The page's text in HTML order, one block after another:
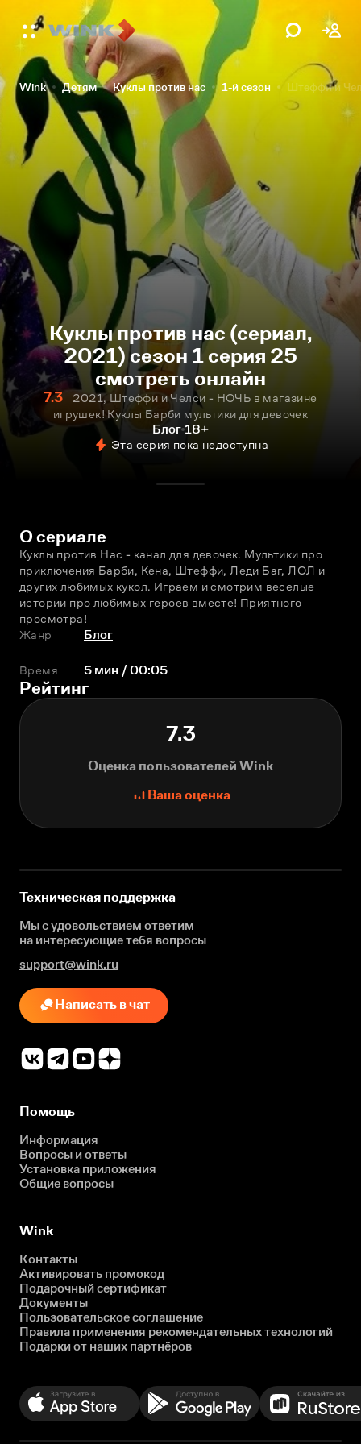
Wink Детям Куклы против нас 1-й сезон Штеффи и
Куклы против нас (сериал,
2021) сезон 1 серия 25
смотреть онлайн
7.3
2021, Штеффи и Челси - НОЧЬ в магазине
игрушек! Куклы Барби мультики для девочек
Блог 18+
Эта серия пока недоступна
О сериале
Куклы против Нас - канал для девочек. Мультики про
приключения Барби, Кена, Штеффи, Леди Баг, ЛОЛ и
других любимых кукол. Играем и смотрим веселые
истории про любимых героев вместе! Приятного
просмотра!
Жанр
Блог
Время 5 мин / 00:05
Рейтинг
7.3
Оценка пользователей Wink
Ваша оценка
Техническая поддержка
Мы с удовольствием ответим
на интересующиетебя вопросы
support@wink.ru
Написать в чат
Помощь
Информация
Вопросы и ответы
Установка приложения
Общие вопросы
Wink
Контакты
Активировать промокод
Подарочный сертификат
Документы
Пользовательское соглашение
Правила применения рекомендательных технологий
Подарки от наших партнёров